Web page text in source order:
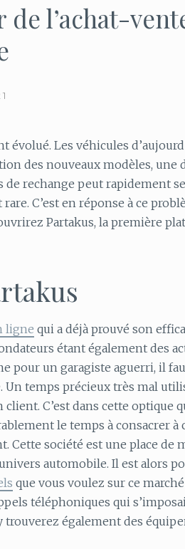
l’achat-
évolué. Les véhicules
des nouveaux modèles,
de rechange peut rapidement
C’est en réponse à ce
Partakus, la première
ligne qui a déjà prouvé son
étant également des
pour un garagiste aguerri, il
Un temps précieux très mal
C’est dans cette optique
le temps à consacrer
Cette société est une place de
automobile. Il est alors
que vous voulez sur ce
téléphoniques qui
trouverez également des